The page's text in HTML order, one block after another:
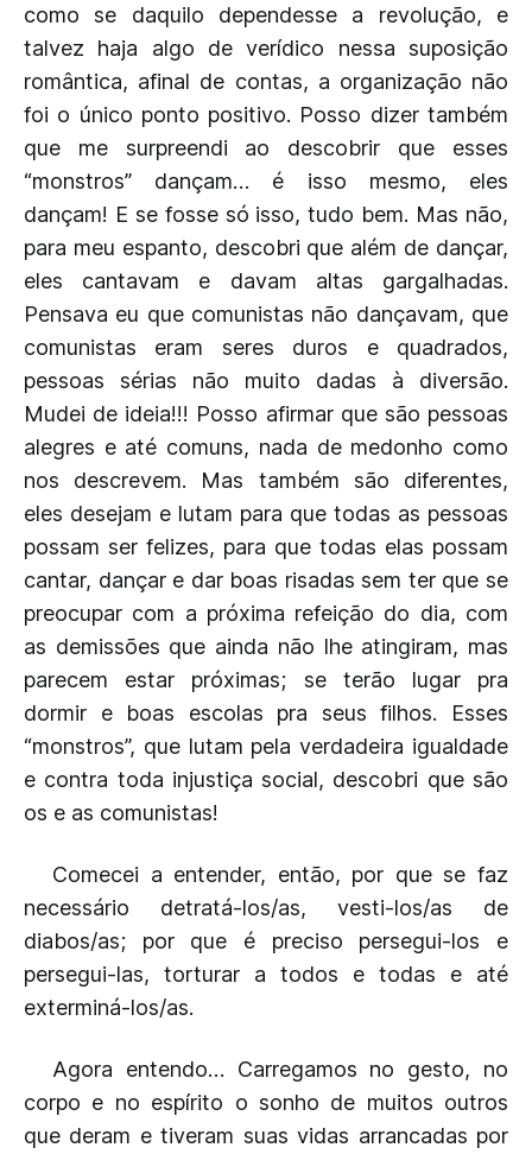
como se daquilo dependesse a revolução, e
talvez haja algo de verídico nessa suposição
romântica, afinal de contas, a organização não
foi o único ponto positivo. Posso dizer também
que me surpreendi ao descobrir que esses
“monstros” dançam… é isso mesmo, eles
dançam! E se fosse só isso, tudo bem. Mas não,
para meu espanto, descobri que além de dançar,
eles cantavam e davam altas gargalhadas.
Pensava eu que comunistas não dançavam, que
comunistas eram seres duros e quadrados,
pessoas sérias não muito dadas à diversão.
Mudei de ideia!!! Posso afirmar que são pessoas
alegres e até comuns, nada de medonho como
nos descrevem. Mas também são diferentes,
eles desejam e lutam para que todas as pessoas
possam ser felizes, para que todas elas possam
cantar, dançar e dar boas risadas sem ter que se
preocupar com a próxima refeição do dia, com
as demissões que ainda não lhe atingiram, mas
parecem estar próximas; se terão lugar pra
dormir e boas escolas pra seus filhos. Esses
“monstros”, que lutam pela verdadeira igualdade
e contra toda injustiça social, descobri que são
os e as comunistas!
Comecei a entender, então, por que se faz
necessário detratá-los/as, vesti-los/as de
diabos/as; por que é preciso persegui-los e
persegui-las, torturar a todos e todas e até
exterminá-los/as.
Agora entendo… Carregamos no gesto, no
corpo e no espírito o sonho de muitos outros
que deram e tiveram suas vidas arrancadas por